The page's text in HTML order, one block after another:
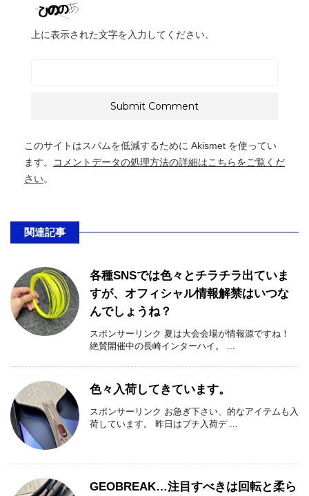
上に表示された文字を入力してください。
このサイトはスパムを低減するために Akismet を使ってい
ます。
コメントデータの処理方法の詳細はこちらをご覧くだ
さい。
関連記事
各種SNSでは色々とチラチラ出ていま
すが、オフィシャル情報解禁はいつな
んでしょうね？
スポンサーリンク 夏は大会会場が情報源ですね！
絶賛開催中の長崎インターハイ。 ...
色々入荷してきています。
スポンサーリンク お急ぎ下さい、的なアイテムも入
荷しています。 昨日はプチ入荷デ ...
GEOBREAK…注目すべきは回転と柔ら